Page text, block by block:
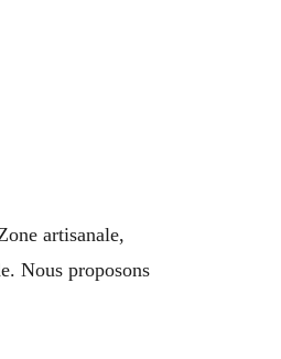
artisanale,
Nous proposons